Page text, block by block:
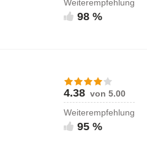
Weiterempfehlung
98 %
4.38 von 5.00
Weiterempfehlung
95 %